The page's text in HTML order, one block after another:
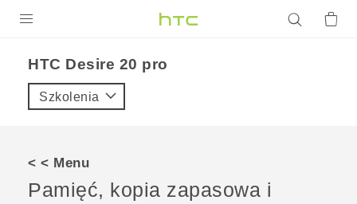
VIVE
‎HTC Desire 20 pro‎
Szkolenia
< < Menu
Pamięć, kopia zapasowa i